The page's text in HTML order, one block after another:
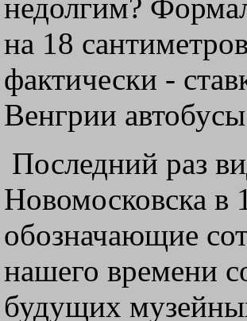
недолгим?
на 18
фактически -
Венгрии
Последний раз
Новомосковска в
обозначающие
нашего времени
будущих